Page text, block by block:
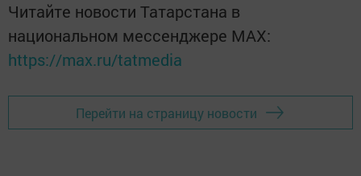
Читайте новости Татарстана в
национальном мессенджере MАХ:
https://max.ru/tatmedia
Перейти на страницу новости